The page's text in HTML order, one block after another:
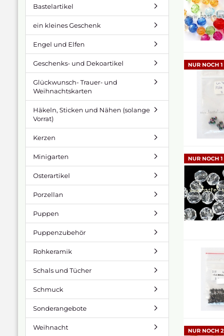
NUR NOCH 1
NUR NOCH 1
NUR NOCH 2
Bastelartikel
ein kleines Geschenk
Engel und Elfen
Geschenks- und Dekoartikel
Glückwunsch- Trauer- und
Weihnachtskarten
Häkeln, Sticken und Nähen (solange
Vorrat)
Kerzen
Minigarten
Osterartikel
Porzellan
Puppen
Puppenzubehör
Rohkeramik
Schals und Tücher
Schmuck
Sonderangebote
Weihnacht